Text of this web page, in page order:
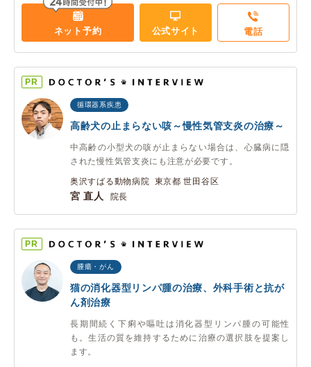
ネット予約 公式サイト 電話
PR
循環器系疾患
高齢犬の止まらない咳～慢性気管支炎の治療～
中高齢の小型犬の咳が止まらない場合は、心臓病に隠
された慢性気管支炎にも注意が必要です。
奥沢すばる動物病院 東京都 世田谷区
宮 直人 院長
PR
腫瘍・がん
猫の消化器型リンパ腫の治療、外科手術と抗が
ん剤治療
長期間続く下痢や嘔吐は消化器型リンパ腫の可能性
も。生活の質を維持するために治療の選択肢を提案し
ます。